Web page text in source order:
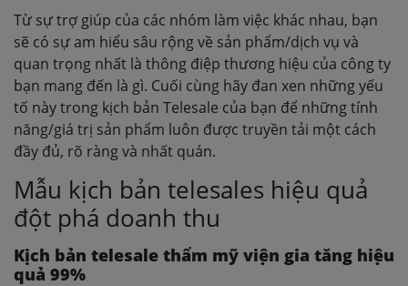
Từ sự trợ giúp của các nhóm làm việc khác nhau, bạn
sẽ có sự am hiểu sâu rộng về sản phẩm/dịch vụ và
quan trọng nhất là thông điệp thương hiệu của công ty
bạn mang đến là gì. Cuối cùng hãy đan xen những yếu
tố này trong kịch bản Telesale của bạn để những tính
năng/giá trị sản phẩm luôn được truyền tải một cách
đầy đủ, rõ ràng và nhất quán.
Mẫu kịch bản telesales hiệu quả
đột phá doanh thu
Kịch bản telesale thẩm mỹ viện gia tăng hiệu
quả 99%